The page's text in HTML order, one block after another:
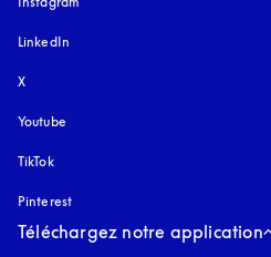
LinkedIn
X
Youtube
TikTok
Pinterest
Téléchargez notre application